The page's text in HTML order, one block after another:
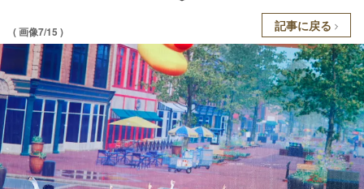
( 画像7/15 ) 記事に戻る